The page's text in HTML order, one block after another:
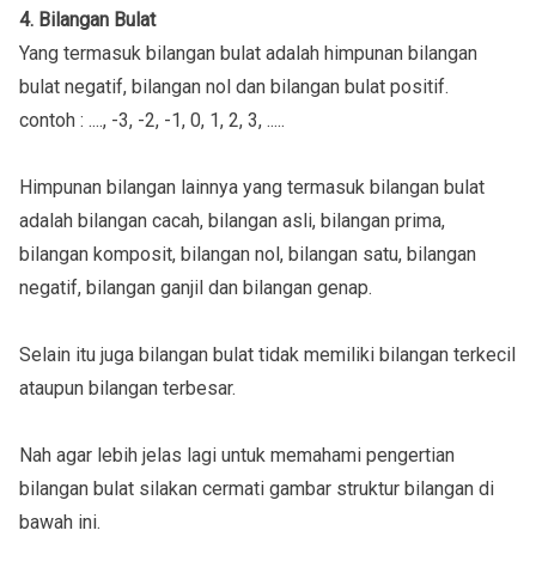
4. Bilangan Bulat
Yang termasuk bilangan bulat adalah himpunan bilangan
bulat negatif, bilangan nol dan bilangan bulat positif.
contoh : ...., -3, -2, -1, 0, 1, 2, 3, .....
Himpunan bilangan lainnya yang termasuk bilangan bulat
adalah bilangan cacah, bilangan asli, bilangan prima,
bilangan komposit, bilangan nol, bilangan satu, bilangan
negatif, bilangan ganjil dan bilangan genap.
Selain itu juga bilangan bulat tidak memiliki bilangan terkecil
ataupun bilangan terbesar.
Nah agar lebih jelas lagi untuk memahami pengertian
bilangan bulat silakan cermati gambar struktur bilangan di
bawah ini.